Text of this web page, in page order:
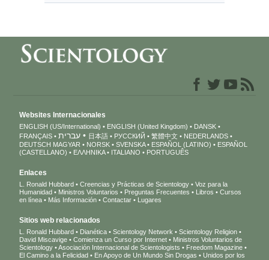
Websites Internacionales
ENGLISH (US/International) ENGLISH (United Kingdom)
DANSK
FRANÇAIS
עברית 日本語 РУССКИЙ 繁體中文
NEDERLANDS
DEUTSCH MAGYAR NORSK SVENSKA ESPAÑOL (LATINO)
ESPAÑOL
(CASTELLANO)
ΕΛΛΗΝΙΚA ITALIANO PORTUGUÊS
Enlaces
L. Ronald Hubbard Creencias y Prácticas de Scientology
Voz para la
Humanidad
Ministros Voluntarios Preguntas Frecuentes Libros
Cursos
en línea
Más Información Contactar Lugares
Sitios web relacionados
L. Ronald Hubbard Dianética Scientology Network
Scientology Religion
David Miscavige
Comienza un Curso por Internet
Ministros Voluntarios de
Scientology
Asociación Internacional de Scientologists
Freedom Magazine
El Camino a la Felicidad
En Apoyo de Un Mundo Sin Drogas
Unidos por los